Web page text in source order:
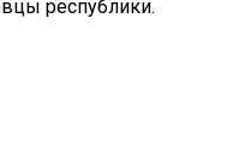
республики.